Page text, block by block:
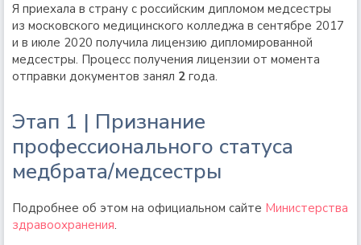
Я приехала в страну с российским дипломом медсестры
из московского медицинского колледжа в сентябре 2017
и в июле 2020 получила лицензию дипломированной
медсестры. Процесс получения лицензии от момента
отправки документов занял 2 года.
Этап 1 | Признание
профессионального статуса
медбрата/медсестры
Подробнее об этом на официальном сайте Министерства
здравоохранения.